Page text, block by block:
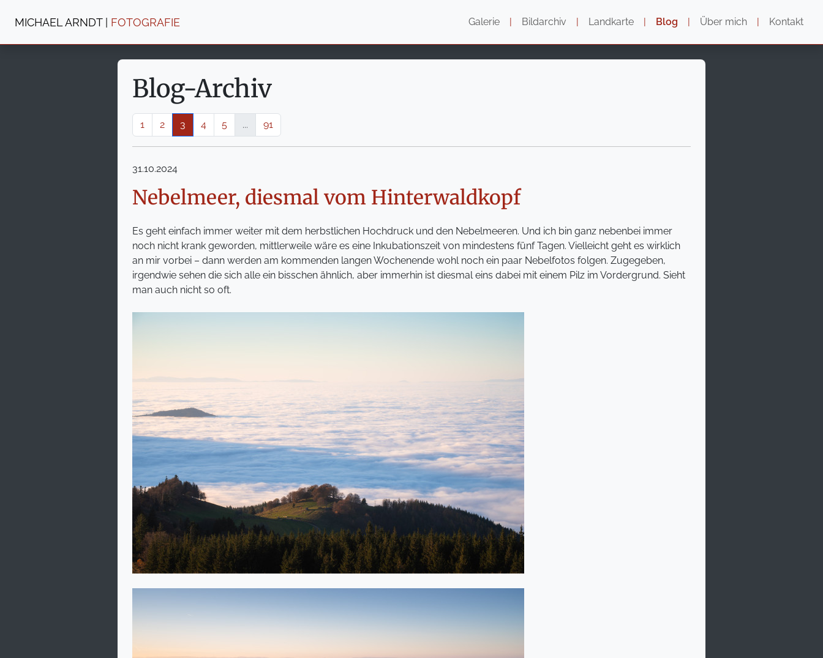
MICHAEL ARNDT | FOTOGRAFIE Galerie | Bildarchiv | Landkarte | Blog | Über mich | Kontakt
Blog-Archiv
1 2 3 4 5 ... 91
31.10.2024
Nebelmeer, diesmal vom Hinterwaldkopf
Es geht einfach immer weiter mit dem herbstlichen Hochdruck und den Nebelmeeren. Und ich bin ganz nebenbei immer
noch nicht krank geworden, mittlerweile wäre es eine Inkubationszeit von mindestens fünf Tagen. Vielleicht geht es wirklich
an mir vorbei – dann werden am kommenden langen Wochenende wohl noch ein paar Nebelfotos folgen. Zugegeben,
irgendwie sehen die sich alle ein bisschen ähnlich, aber immerhin ist diesmal eins dabei mit einem Pilz im Vordergrund. Sieht
man auch nicht so oft.